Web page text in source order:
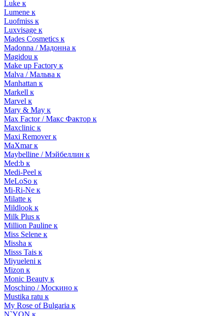
Luke к
Lumene к
Luofmiss к
Luxvisage к
Mades Cosmetics к
Madonna / Мадонна к
Magidou к
Make up Factory к
Malva / Мальва к
Manhattan к
Markell к
Marvel к
Mary & May к
Max Factor / Макс Фактор к
Maxclinic к
Maxi Remover к
MaXmar к
Maybelline / Мэйбеллин к
Med:b к
Medi-Peel к
MeLoSo к
Mi-Ri-Ne к
Milatte к
Mildlook к
Milk Plus к
Million Pauline к
Miss Selene к
Missha к
Misss Tais к
Miyueleni к
Mizon к
Monic Beauty к
Moschino / Москино к
Mustika ratu к
My Rose of Bulgaria к